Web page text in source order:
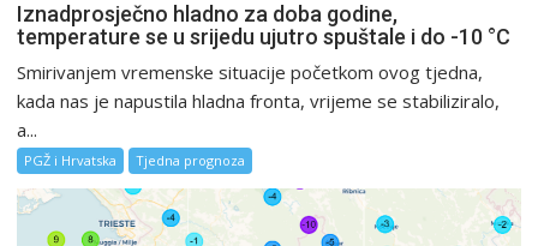
Iznadprosječno hladno za doba godine,
temperature se u srijedu ujutro spuštale i do -10 °C
Smirivanjem vremenske situacije početkom ovog tjedna,
kada nas je napustila hladna fronta, vrijeme se stabiliziralo,
a...
PGŽ i Hrvatska Tjedna prognoza